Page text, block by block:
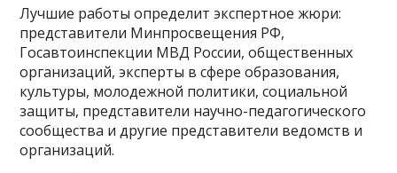
Лучшие работы определит экспертное жюри:
представители Минпросвещения РФ,
Госавтоинспекции МВД России, общественных
организаций, эксперты в сфере образования,
культуры, молодежной политики, социальной
защиты, представители научно-педагогического
сообщества и другие представители ведомств и
организаций.